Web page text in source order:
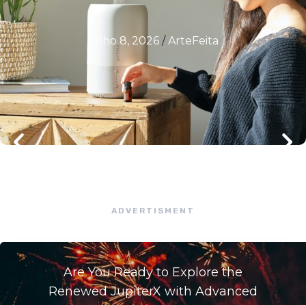
julho 8, 2026 / ArteFeita
ADVERTISMENT
Are You Ready to Explore the
Renewed JupiterX with Advanced